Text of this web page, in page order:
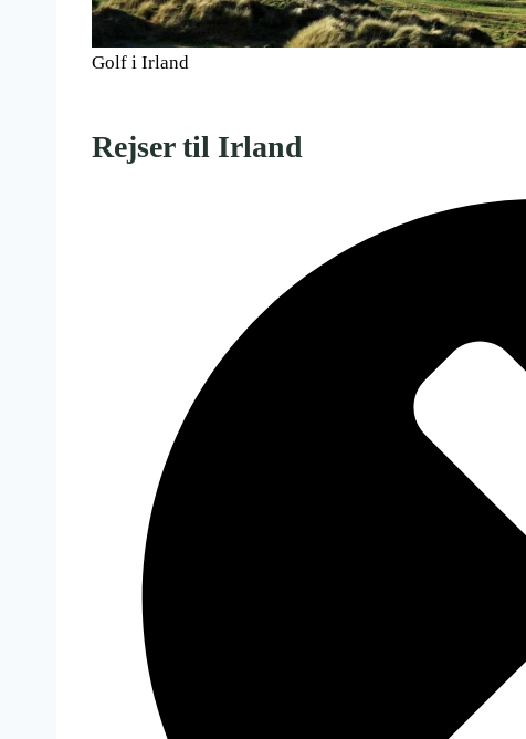
Golf i Irland
Rejser til Irland